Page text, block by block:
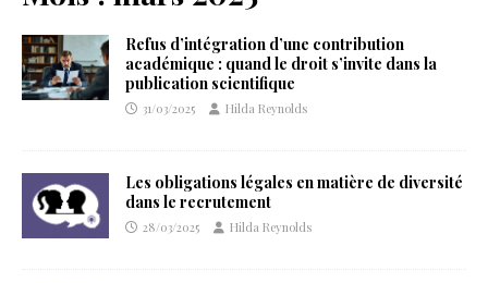
Refus d’intégration d’une contribution
académique : quand le droit s’invite dans la
publication scientifique
31/03/2025 Hilda Reynolds
Les obligations légales en matière de diversité
dans le recrutement
28/03/2025 Hilda Reynolds